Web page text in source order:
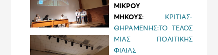
ΜΙΚΡΟΥ
ΜΗΚΟΥΣ:
ΚΡΙΤΙΑΣ-
ΘΗΡΑΜΕΝΗΣ:ΤΟ ΤΕΛΟΣ
ΜΙΑΣ ΠΟΛΙΤΙΚΗΣ
ΦΙΛΙΑΣ